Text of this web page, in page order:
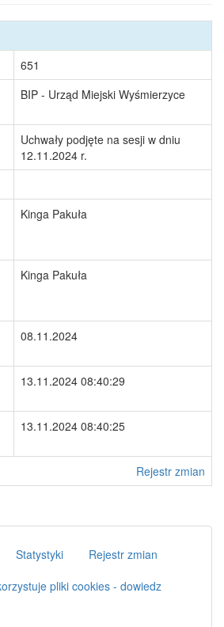
651
BIP - Urząd Miejski Wyśmierzyce
Uchwały podjęte na sesji w dniu
12.11.2024 r.
Kinga Pakuła
Kinga Pakuła
08.11.2024
13.11.2024 08:40:29
13.11.2024 08:40:25
Rejestr zmian
Statystyki
Rejestr zmian
pliki cookies - dowiedz